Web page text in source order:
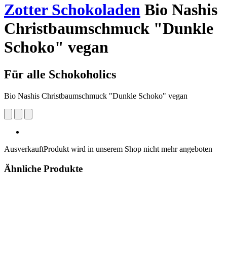
Zotter Schokoladen Bio Nashis
Christbaumschmuck "Dunkle
Schoko" vegan
Für alle Schokoholics
Bio Nashis Christbaumschmuck "Dunkle Schoko" vegan
AusverkauftProdukt wird in unserem Shop nicht mehr angeboten
Ähnliche Produkte